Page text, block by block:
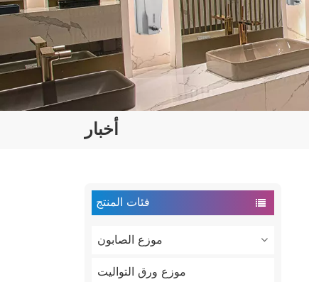
أخبار
فئات المنتج
موزع الصابون
موزع ورق التواليت